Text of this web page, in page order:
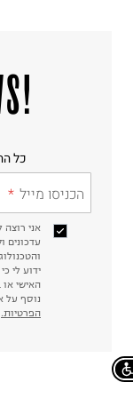
!GET THE NEWS
כל
הכניסו מייל
אני
עדכונים
ידוע לי
נוסף על
הפרטיות.